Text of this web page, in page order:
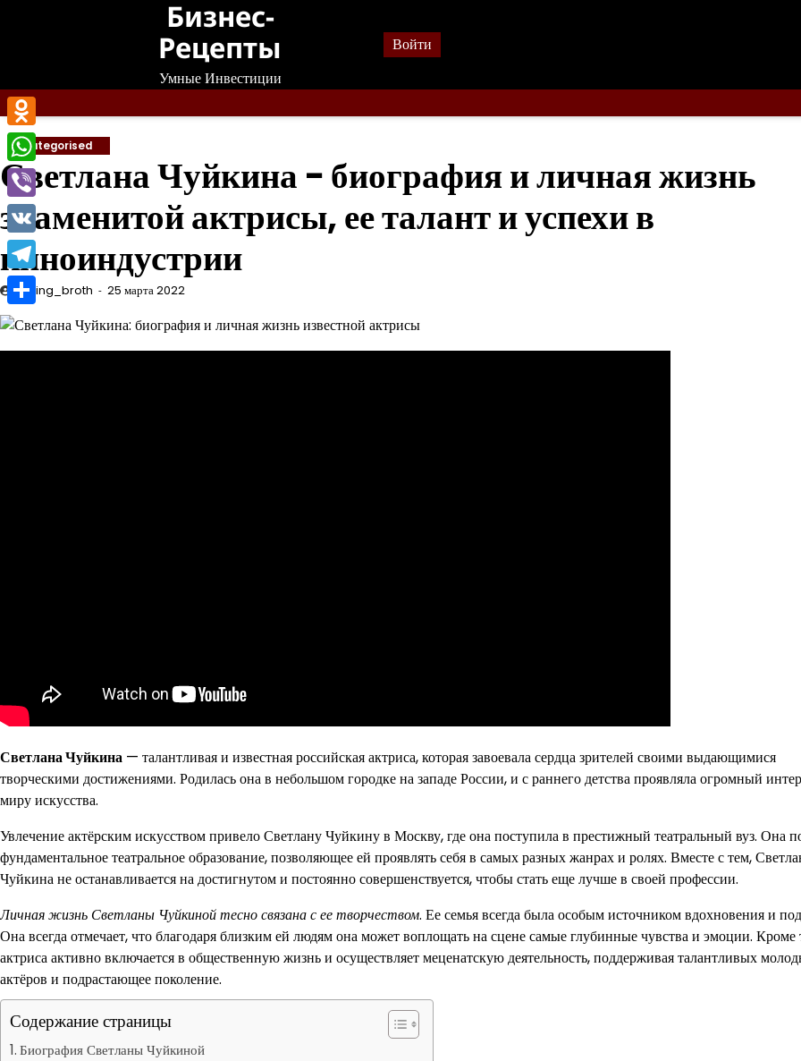
Бизнес-
Рецепты
Умные Инвестиции
Войти
Uncategorised
Светлана Чуйкина − биография и личная жизнь
знаменитой актрисы, ее талант и успехи в
киноиндустрии
mining_broth 25 марта 2022
Светлана Чуйкина — талантливая и известная российская актриса, которая завоевала сердца зрителей своими выдающимися
творческими достижениями. Родилась она в небольшом городке на западе России, и с раннего детства проявляла огромный
миру искусства.
Увлечение актёрским искусством привело Светлану Чуйкину в Москву, где она поступила в престижный театральный вуз. Она
фундаментальное театральное образование, позволяющее ей проявлять себя в самых разных жанрах и ролях. Вместе с тем,
Чуйкина не останавливается на достигнутом и постоянно совершенствуется, чтобы стать еще лучше в своей профессии.
Личная жизнь Светланы Чуйкиной тесно связана с ее творчеством. Ее семья всегда была особым источником вдохновения и
Она всегда отмечает, что благодаря близким ей людям она может воплощать на сцене самые глубинные чувства и эмоции. Кроме
актриса активно включается в общественную жизнь и осуществляет меценатскую деятельность, поддерживая талантливых
актёров и подрастающее поколение.
Содержание страницы
Биография Светланы Чуйкиной
Odnoklassniki
WhatsApp
Viber
VK
Telegram
Отправить